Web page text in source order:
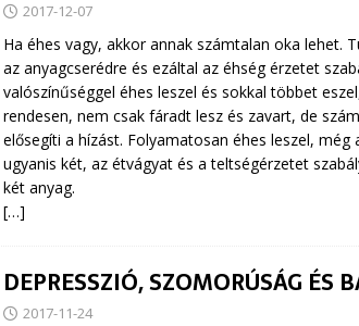
2017-12-07
Ha éhes vagy, akkor annak számtalan oka lehet.
az anyagcserédre és ezáltal az éhség érzetet
valószínűséggel éhes leszel és sokkal többet
rendesen, nem csak fáradt lesz és zavart, de
elősegíti a hízást. Folyamatosan éhes leszel,
ugyanis két, az étvágyat és a teltségérzetet
két anyag.
[…]
DEPRESSZIÓ, SZOMORÚSÁG ÉS
2017-11-24